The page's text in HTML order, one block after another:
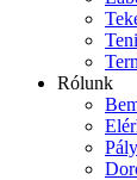
Rólunk